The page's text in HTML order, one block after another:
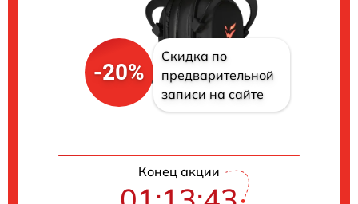
-20%
Скидка по
предварительной
записи на сайте
Конец акции